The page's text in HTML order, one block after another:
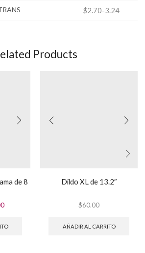
$2.70-3.24
Products
de 8
El
actual
Dildo XL de 13.2″
$60.00
AÑADIR AL CARRITO